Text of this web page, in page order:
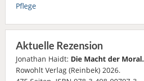
Pflege
Aktuelle Rezension
Jonathan Haidt: Die Macht der Moral.
Rowohlt Verlag (Reinbek) 2026.